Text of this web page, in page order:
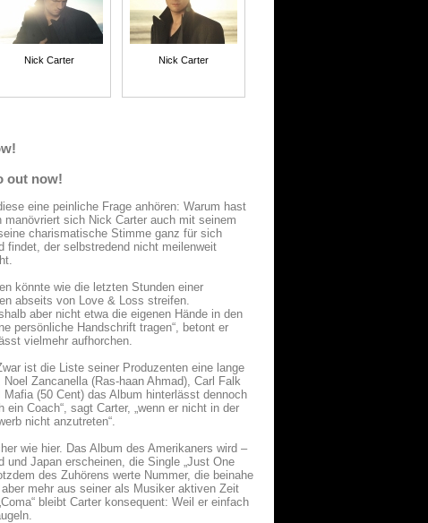
Nick Carter Nick Carter
out now!
eine peinliche Frage anhören: Warum hast
sich Nick Carter auch mit seinem
charismatische Stimme ganz für sich
findet, der selbstredend nicht meilenweit
könnte wie die letzten Stunden einer
abseits von Love & Loss streifen.
aber nicht etwa die eigenen Hände in den
persönliche Handschrift tragen“, betont er
vielmehr aufhorchen.
ist die Liste seiner Produzenten eine lange
Zancanella (Ras-haan Ahmad), Carl Falk
(50 Cent) das Album hinterlässt dennoch
Coach“, sagt Carter, „wenn er nicht in der
nicht anzutreten“.
wie hier. Das Album des Amerikaners wird –
Japan erscheinen, die Single „Just One
des Zuhörens werte Nummer, die beinahe
mehr aus seiner als Musiker aktiven Zeit
bleibt Carter konsequent: Weil er einfach